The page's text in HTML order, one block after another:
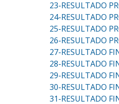
23-RESULTADO
24-RESULTADO
25-RESULTADO
26-RESULTADO
27-RESULTADO
28-RESULTADO
29-RESULTADO
30-RESULTADO
31-RESULTADO